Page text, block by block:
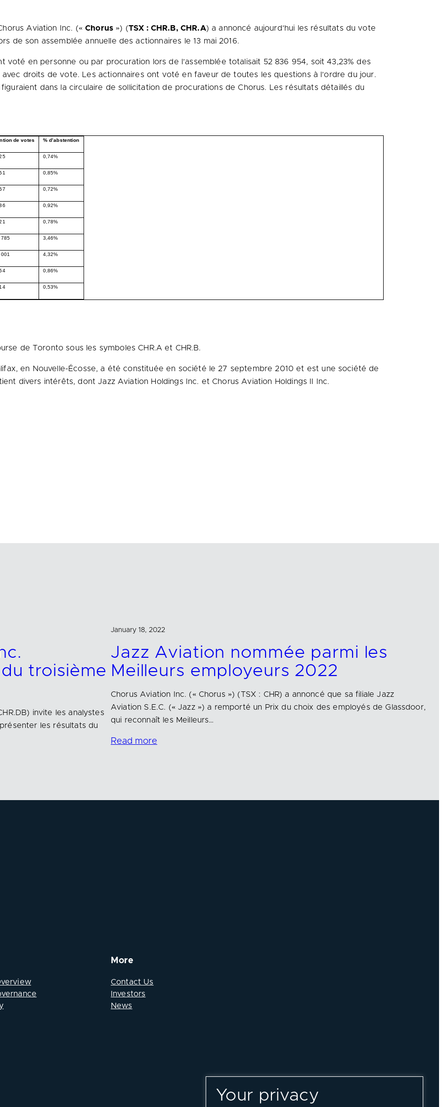
Your privacy
Aviation Inc. («Chorus ») (TSX : CHR.B, CHR.A) a annoncé aujourd’hui les résultats du vote
de son assemblée annuelle des actionnaires le 13 mai 2016.
voté en personne ou par procuration lors de l’assemblée totalisait 52 836 954, soit 43,23% des
droits de vote. Les actionnaires ont voté en faveur de toutes les questions à l’ordre du jour.
dans la circulaire de sollicitation de procurations de Chorus. Les résultats détaillés du
de votes % d’abstention
0,74%
0,85%
0,72%
0,92%
0,78%
785 3,46%
4,32%
0,86%
0,53%
deToronto sous les symboles CHR.A et CHR.B.
, en Nouvelle-Écosse, a été constituée en société le 27 septembre 2010 et est une société de
divers intérêts, dont Jazz Aviation Holdings Inc. et Chorus Aviation Holdings II Inc.
troisième
invite les analystes
les résultats du
January 18, 2022
Jazz Aviation nommée parmi les
Meilleurs employeurs 2022
Chorus Aviation Inc. (« Chorus ») (TSX : CHR) a annoncé que sa filiale Jazz
Aviation S.E.C. (« Jazz ») a remporté un Prix du choix des employés de Glassdoor,
qui reconnaît les Meilleurs…
Read more
More
Contact Us
Investors
News